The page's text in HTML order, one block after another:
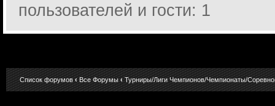
пользователей и гости: 1
Список форумов ‹ Все Форумы ‹ Турниры/Лиги Чемпионов/Чемпионаты/